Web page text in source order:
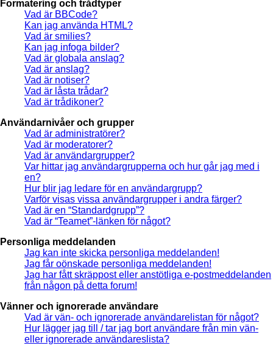
Formatering och trådtyper
Vad är BBCode?
Kan jag använda HTML?
Vad är smilies?
Kan jag infoga bilder?
Vad är globala anslag?
Vad är anslag?
Vad är notiser?
Vad är låsta trådar?
Vad är trådikoner?
Användarnivåer och grupper
Vad är administratörer?
Vad är moderatorer?
Vad är användargrupper?
Var hittar jag användargrupperna och hur går jag med i
en?
Hur blir jag ledare för en användargrupp?
Varför visas vissa användargrupper i andra färger?
Vad är en “Standardgrupp”?
Vad är “Teamet”-länken för något?
Personliga meddelanden
Jag kan inte skicka personliga meddelanden!
Jag får oönskade personliga meddelanden!
Jag har fått skräppost eller anstötliga e-postmeddelanden
från någon på detta forum!
Vänner och ignorerade användare
Vad är vän- och ignorerade användarelistan för något?
Hur lägger jag till / tar jag bort användare från min vän-
eller ignorerade användareslista?